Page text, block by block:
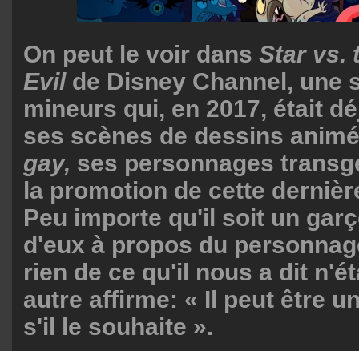
On peut le voir dans Star vs.
Evilde Disney Channel, une
mineurs qui, en 2017, était
ses scènes de dessins
gay, ses personnages
la promotion de cette
Peu importe qu'il soit un
d'eux à propos du
rien de ce qu'il nous a dit
autre affirme: « Il peut être
s'il le souhaite ».